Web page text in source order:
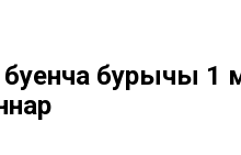
бурычы 1